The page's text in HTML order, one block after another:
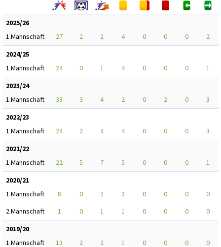
2025/26
1.Mannschaft
27 2 2 4 0 0 0
2
2024/25
1.Mannschaft
24 0 1 4 0 0 0
1
2023/24
1.Mannschaft
33 3 4 2 0 2 0
3
2022/23
1.Mannschaft
24 2 4 4 0 0 0
3
2021/22
1.Mannschaft
22 5 7 5 0 0 0
1
2020/21
1.Mannschaft
8 0 2 2 0 0 0
0
2.Mannschaft
1 0 1 1 0 0 0
0
2019/20
1.Mannschaft
13 2 2 1 0 0 0
0